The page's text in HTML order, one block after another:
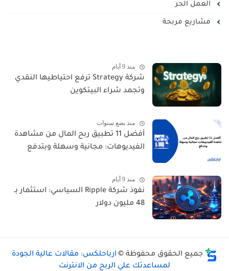
العمل الحر
مشاريع مربحة
منذ 9 أيام
شركة Strategy ترفع احتياطيها النقدي
وتجمد شراء البيتكوين
منذ بضع سنوات
أفضل 11 تطبيق ربح المال من مشاهدة
الفيديوهات: مجانية وسهلة وبتدفع
منذ 9 أيام
نفوذ شركة Ripple السياسي: استثمار بـ
48 مليون دولار
جميع الحقوق محفوظة © ارباحلكس: مقالات عالية الجودة
لمساعدتك علي الربح من الانترنت